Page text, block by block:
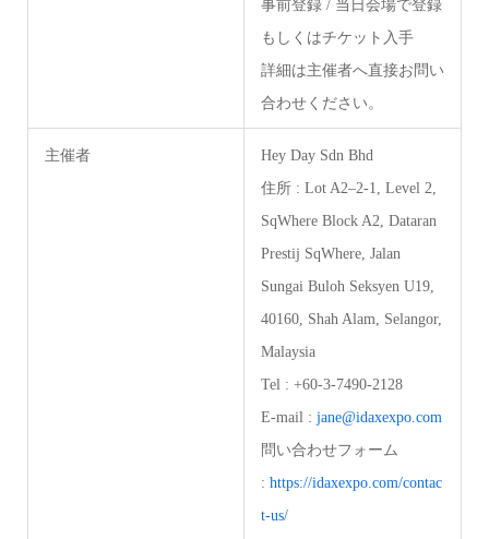
事前登録 / 当日会場で登録
もしくはチケット入手
詳細は主催者へ直接お問い
合わせください。
主催者
Hey Day Sdn Bhd
住所 : Lot A2–2-1, Level 2,
SqWhere Block A2, Dataran
Prestij SqWhere, Jalan
Sungai Buloh Seksyen U19,
40160, Shah Alam, Selangor,
Malaysia
Tel : +60-3-7490-2128
E-mail : jane@idaxexpo.com
問い合わせフォーム
: https://idaxexpo.com/contac
t-us/